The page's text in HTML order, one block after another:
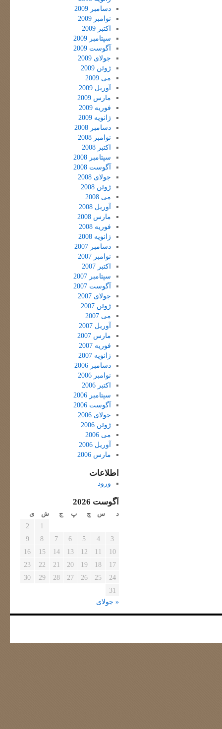
دسامبر 2009
نوامبر 2009
اکتبر 2009
سپتامبر 2009
آگوست 2009
جولای 2009
ژوئن 2009
می 2009
آوریل 2009
مارس 2009
فوریه 2009
ژانویه 2009
دسامبر 2008
نوامبر 2008
اکتبر 2008
سپتامبر 2008
آگوست 2008
جولای 2008
ژوئن 2008
می 2008
آوریل 2008
مارس 2008
فوریه 2008
ژانویه 2008
دسامبر 2007
نوامبر 2007
اکتبر 2007
سپتامبر 2007
آگوست 2007
جولای 2007
ژوئن 2007
می 2007
آوریل 2007
مارس 2007
فوریه 2007
ژانویه 2007
دسامبر 2006
نوامبر 2006
اکتبر 2006
سپتامبر 2006
آگوست 2006
جولای 2006
ژوئن 2006
می 2006
آوریل 2006
مارس 2006
اطلاعات
ورود
آگوست 2026
د س چ پ ج ش ی
1
2
3
4
5
6
7
8
9
10
11
12
13
14
15
16
17
18
19
20
21
22
23
24
25
26
27
28
29
30
31
« جولای